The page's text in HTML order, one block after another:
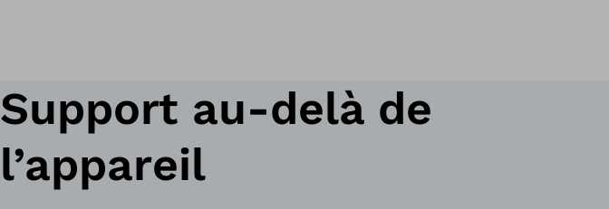
Support au-delà de
l’appareil